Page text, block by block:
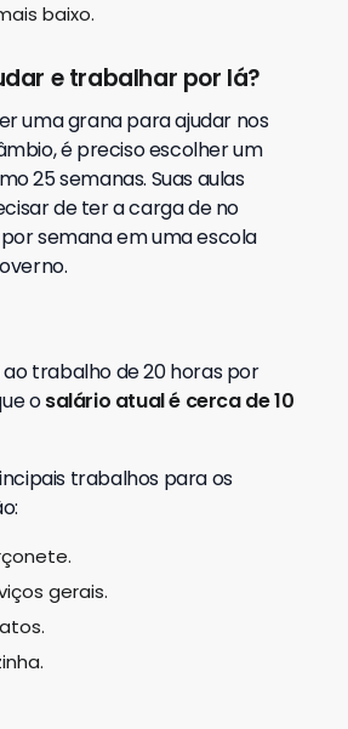
baixo.
e trabalhar por lá?
uma grana para ajudar nos
é preciso escolher um
25 semanas. Suas aulas
de ter a carga de no
semana em uma escola
trabalho de 20 horas por
osalário atual é cerca de 10
trabalhos para os
gerais.